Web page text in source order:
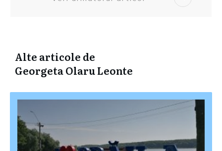
Alte articole de
Georgeta Olaru Leonte